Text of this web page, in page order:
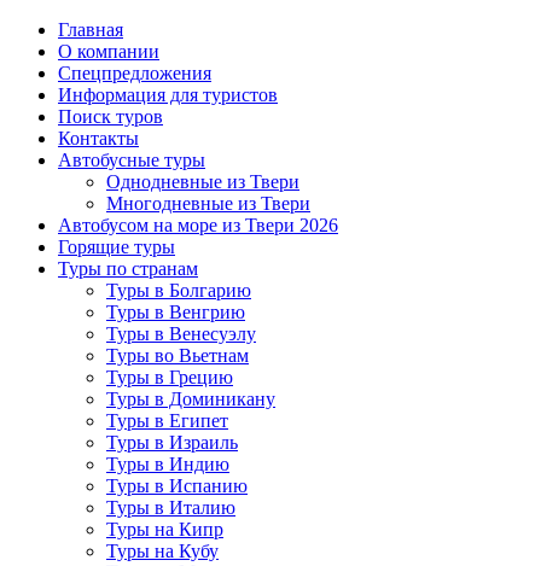
Главная
О компании
Спецпредложения
Информация для туристов
Поиск туров
Контакты
Автобусные туры
Однодневные из Твери
Многодневные из Твери
Автобусом на море из Твери 2026
Горящие туры
Туры по странам
Туры в Болгарию
Туры в Венгрию
Туры в Венесуэлу
Туры во Вьетнам
Туры в Грецию
Туры в Доминикану
Туры в Египет
Туры в Израиль
Туры в Индию
Туры в Испанию
Туры в Италию
Туры на Кипр
Туры на Кубу